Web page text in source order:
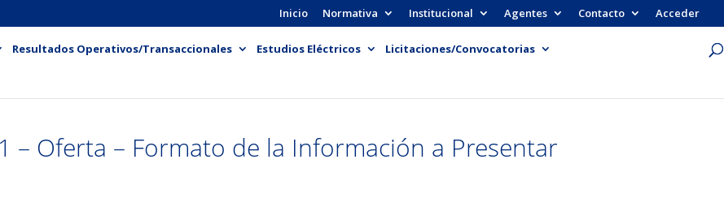
Inicio Normativa Institucional Agentes Contacto Acceder
Resultados Operativos/Transaccionales Estudios Eléctricos
Licitaciones/Convocatorias
– Oferta – Formato de la Información a Presentar